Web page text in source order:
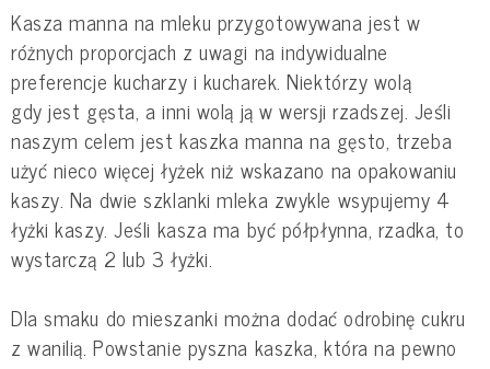
Kasza manna na mleku przygotowywana jest w
różnych proporcjach z uwagi na indywidualne
preferencje kucharzy i kucharek. Niektórzy wolą
gdy jest gęsta, a inni wolą ją w wersji rzadszej. Jeśli
naszym celem jest kaszka manna na gęsto, trzeba
użyć nieco więcej łyżek niż wskazano na opakowaniu
kaszy. Na dwie szklanki mleka zwykle wsypujemy 4
łyżki kaszy. Jeśli kasza ma być półpłynna, rzadka, to
wystarczą 2 lub 3 łyżki.
Dla smaku do mieszanki można dodać odrobinę cukru
z wanilią. Powstanie pyszna kaszka, która na pewno